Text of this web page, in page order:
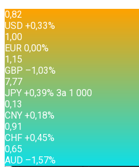
0,82
USD +0,33%
1,00
EUR 0,00%
1,15
GBP –1,03%
7,77
JPY +0,39% За 1 000
0,13
CNY +0,18%
0,91
CHF +0,45%
0,65
AUD –1,57%